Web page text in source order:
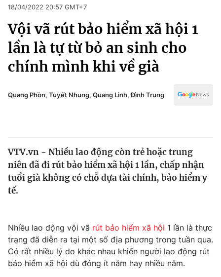
Chuyên mục
Chính trị
Thế giới
Tin tức
Câu chuyện quốc tế
Thị trường
Góc doanh nghiệp
Dữ liệu và đời sống
Truyền hình
Xã hội
Pháp luật
Thể thao
Truyền hình
Đời sống
18/04/2022 20:57 GMT+7
Vội vã rút bảo hiểm xã hội 1
lần là tự từ bỏ an sinh cho
chính mình khi về già
Quang Phồn, Tuyết Nhung, Quang Linh, Đình Trung
VTV.vn - Nhiều lao động còn trẻ hoặc trung
niên đã đi rút bảo hiểm xã hội 1 lần, chấp nhận
tuổi già không có chỗ dựa tài chính, bảo hiểm y
tế.
Nhiều lao động vội vã rút bảo hiểm xã hội 1 lần là thực
trạng đã diễn ra tại một số địa phương trong tuần qua.
Có rất nhiều lý do khác nhau khiến người lao động rút
bảo hiểm xã hội dù đóng ít năm hay nhiều năm.